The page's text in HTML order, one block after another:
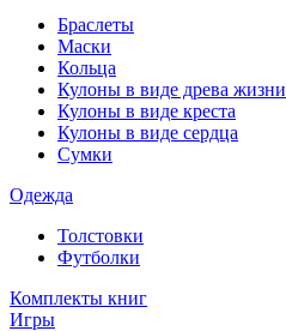
Браслеты
Маски
Кольца
Кулоны в виде древа жизни
Кулоны в виде креста
Кулоны в виде сердца
Сумки
Одежда
Толстовки
Футболки
Комплекты книг
Игры